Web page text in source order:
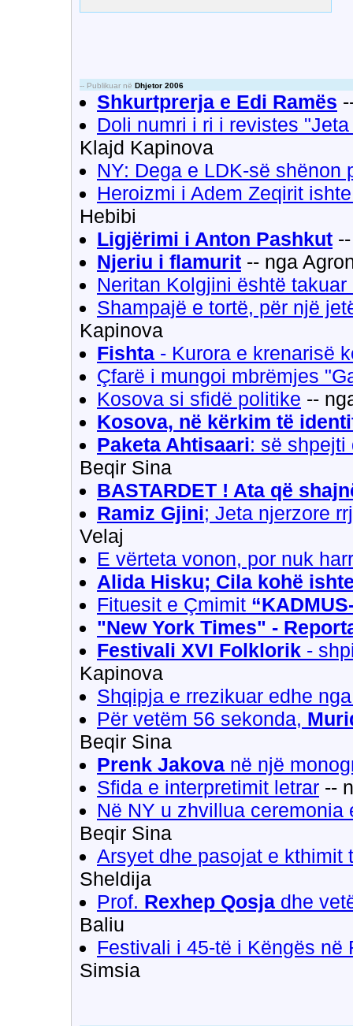
-- Publikuar në Dhjetor 2006
Shkurtprerja e Edi Ramës
Doli numri i ri i revistes
Klajd Kapinova
NY: Dega e LDK-së shënon
Heroizmi i Adem Zeqirit
Hebibi
Ligjërimi i Anton Pashkut
Njeriu i flamurit -- nga
Neritan Kolgjini është
Shampajë e tortë, për një
Kapinova
Fishta - Kurora e krenarisë
Çfarë i mungoi mbrëmjes
Kosova si sfidë politike --
Kosova, në kërkim të
Paketa Ahtisaari: së shpejti
Beqir Sina
BASTARDET ! Ata që
Ramiz Gjini; Jeta njerzore
Velaj
E vërteta vonon, por nuk
Alida Hisku; Cila kohë
Fituesit e Çmimit
"New York Times" -
Festivali XVI Folklorik -
Kapinova
Shqipja e rrezikuar edhe
Për vetëm 56 sekonda,
Beqir Sina
Prenk Jakova në një
Sfida e interpretimit letrar --
Në NY u zhvillua ceremonia
Beqir Sina
Arsyet dhe pasojat e kthimit
Sheldija
Prof. Rexhep Qosja dhe
Baliu
Festivali i 45-të i Këngës
Simsia